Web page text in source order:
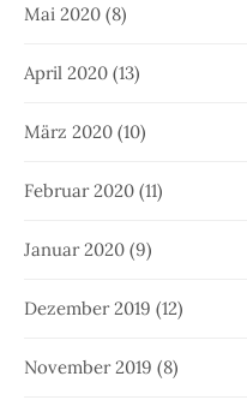
Mai 2020 (8)
April 2020 (13)
März 2020 (10)
Februar 2020 (11)
Januar 2020 (9)
Dezember 2019 (12)
November 2019 (8)